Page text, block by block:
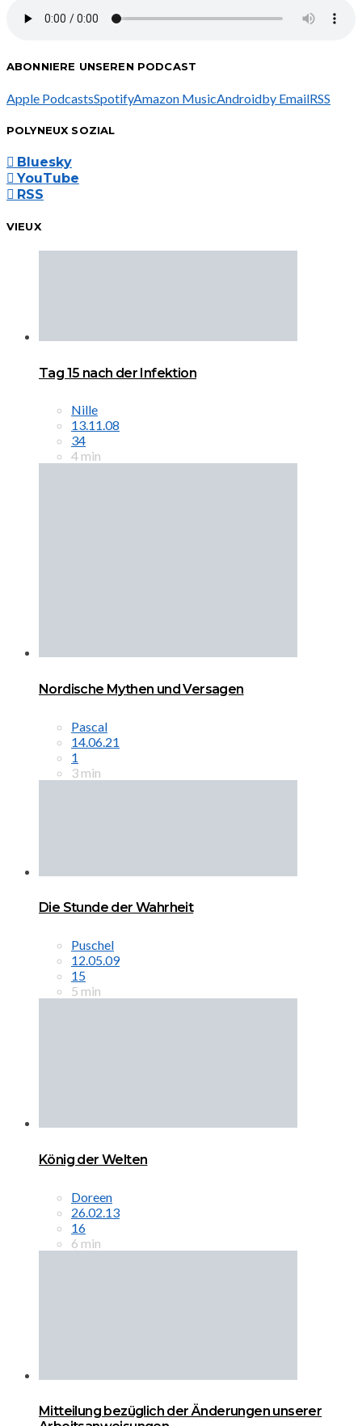
ABONNIERE UNSEREN PODCAST
Apple PodcastsSpotifyAmazon MusicAndroidby EmailRSS
POLYNEUX SOZIAL
Bluesky
YouTube
RSS
VIEUX
Tag 15 nach der Infektion
Nille
13.11.08
34
4 min
Nordische Mythen und Versagen
Pascal
14.06.21
1
3 min
Die Stunde der Wahrheit
Puschel
12.05.09
15
5 min
König der Welten
Doreen
26.02.13
16
6 min
Mitteilung bezüglich der Änderungen unserer